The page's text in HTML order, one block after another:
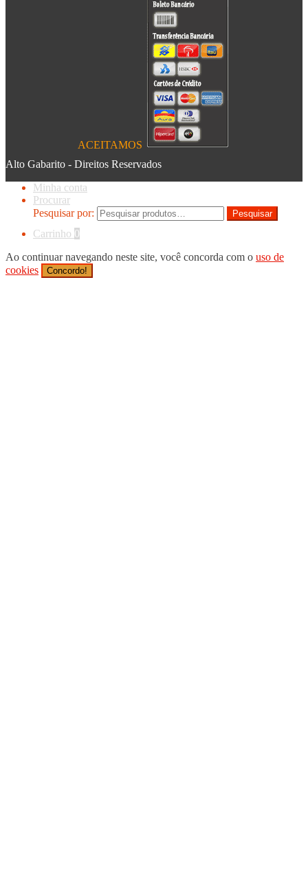
ACEITAMOS
Alto Gabarito - Direitos Reservados
Minha conta
Procurar
Pesquisar por:
Pesquisar
Carrinho 0
Ao continuar navegando neste site, você concorda com o uso de
cookies
Concordo!